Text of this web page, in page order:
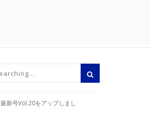
最新号Vol.20をアップしまし